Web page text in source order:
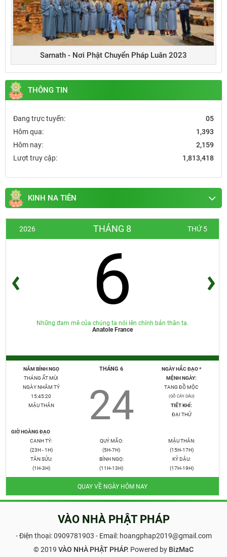
Sarnath - Nơi Phật Chuyển Pháp Luân 2023
THÔNG TIN
Đang trực tuyến:
05
Hôm qua:
1,393
Hôm nay:
2,159
Lượt truy cập:
1,813,418
KINH NA TIÊN
2026 THÁNG 8 THỨ 5
6
Những đam mê của chúng ta nói lên chính bản thân ta.
Anatole France
NĂM BÍNH NGỌ
THÁNG ẤT MÙI
NGÀY NHÂM TÝ
15:45:21
MẬU THÂN
THÁNG 6
24
NGÀY HẮC ĐẠO *
MỆNH NGÀY:
TANG ĐỒ MỘC
(GỖ CÂY DÂU)
TIẾT KHÍ:
ĐẠI THỬ
GIỜ HOÀNG ĐẠO
CANH TÝ:
(23H - 1H)
TÂN SỬU:
(1H-3H)
QUÝ MÃO:
(5H-7H)
BÍNH NGỌ:
(11H-13H)
MẬU THÂN:
(15H-17H)
KỶ DẬU:
(17H-19H)
QUAY VỀ NGÀY HÔM NAY
VÀO NHÀ PHẬT PHÁP
- Điện thoại:0909781903 - Email: hoangphap2019@gmail.com
© 2019 VÀO NHÀ PHẬT PHÁP. Powered by BizMaC